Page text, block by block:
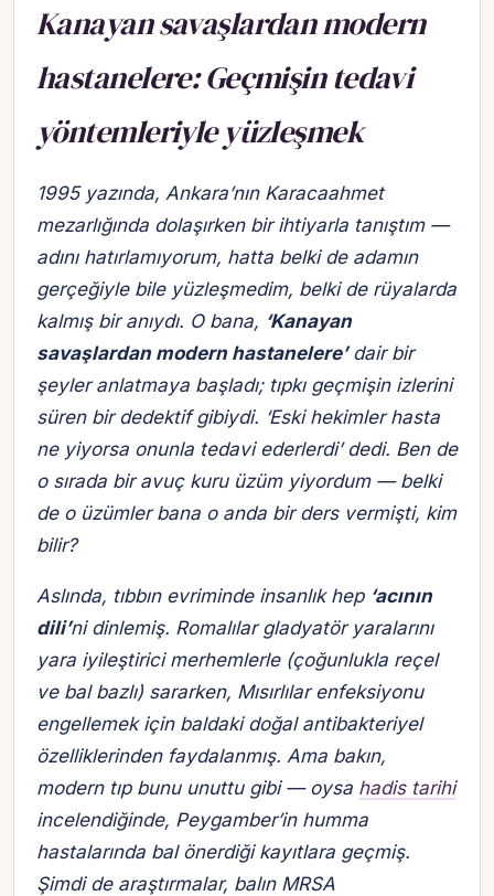
Kanayan savaşlardan modern
hastanelere: Geçmişin tedavi
yöntemleriyle yüzleşmek
1995 yazında, Ankara’nın Karacaahmet
mezarlığında dolaşırken bir ihtiyarla tanıştım —
adını hatırlamıyorum, hatta belki de adamın
gerçeğiyle bile yüzleşmedim, belki de rüyalarda
kalmış bir anıydı. O bana, ‘Kanayan
savaşlardan modern hastanelere’dair bir
şeyler anlatmaya başladı; tıpkı geçmişin izlerini
süren bir dedektif gibiydi. ‘Eski hekimler hasta
ne yiyorsa onunla tedavi ederlerdi’dedi. Ben de
o sırada bir avuç kuru üzüm yiyordum — belki
de o üzümler bana o anda bir ders vermişti, kim
bilir?
Aslında, tıbbın evriminde insanlık hep ‘acının
dili’ni dinlemiş. Romalılar gladyatör yaralarını
yara iyileştirici merhemlerle (çoğunlukla reçel
ve bal bazlı) sararken, Mısırlılar enfeksiyonu
engellemek için baldaki doğal antibakteriyel
özelliklerinden faydalanmış. Ama bakın,
modern tıp bunu unuttu gibi — oysa hadis tarihi
incelendiğinde, Peygamber’in humma
hastalarında bal önerdiği kayıtlara geçmiş.
Şimdi de araştırmalar, balın MRSA